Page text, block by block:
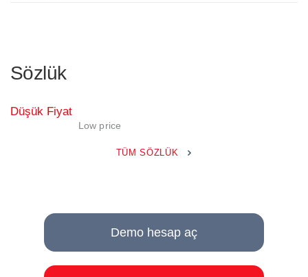
Sözlük
Düşük Fiyat
Low price
TÜM SÖZLÜK
Demo hesap aç